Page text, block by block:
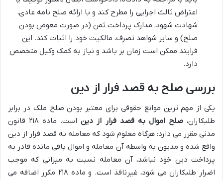
اعتراض ثالث اجرایی را مطرح کند و با ارائه صلح نامه عادی،
شهادت شهود، مدارک پرداخت ثمن (در صورت معوض بودن
صلح) و سایر شواهد تصرف، مالکیت خود را اثبات کند. این
فرایند ممکن است زمان بر باشد و نیاز به کمک وکیل متخصص
دارد.
بررسی صلح به قصد فرار از دین
یکی از مهم ترین موانع حقوقی برای معتبر بودن صلح ملک در برابر
طلبکاران،صلح اموال به قصد فرار از دین
است. ماده ۲۱۸ قانون
مدنی مقرر می دارد: هرگاه معلوم شود که معامله به قصد فرار از دین
واقع شده و مدیون به واسطه آن معامله و اموال باقی مانده قادر به
پرداخت دین خود نباشد، آن معامله نسبت به میزانی که موجب
اضرار طلبکاران می شود، غیرنافذ است. و ماده ۲۱۸ مکرر اضافه می